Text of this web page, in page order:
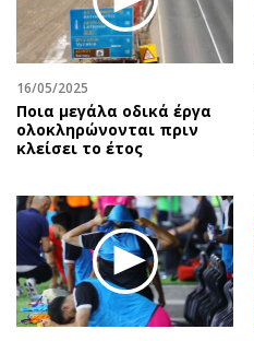
Επιχειρήσεις
Αγορές
Money Review
AstroBank Properties
Trends
Ναυτιλία
Περιβάλλον
Ελλάδα
Κόσμος
16/05/2025
Ποια μεγάλα οδικά έργα
ολοκληρώνονται πριν
κλείσει το έτος